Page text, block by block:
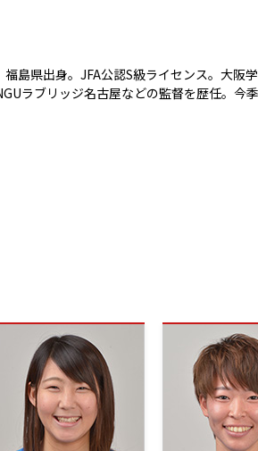
島県出身。JFA公認S級ライセンス。大阪
ラブリッジ名古屋などの監督を歴任。今